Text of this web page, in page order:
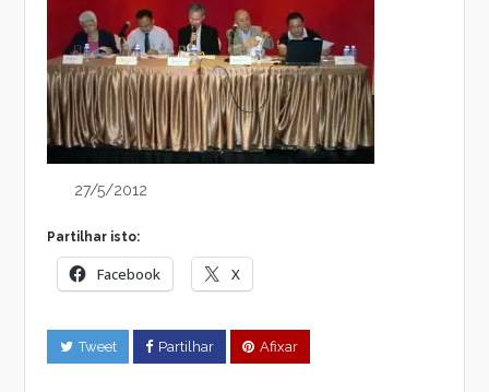
27/5/2012
Partilhar isto:
Facebook X
Tweet Partilhar Afixar